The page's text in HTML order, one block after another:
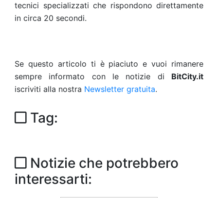
tecnici specializzati che rispondono direttamente
in circa 20 secondi.
Se questo articolo ti è piaciuto e vuoi rimanere
sempre informato con le notizie di BitCity.it
iscriviti alla nostra Newsletter gratuita.
Tag:
Notizie che potrebbero
interessarti: